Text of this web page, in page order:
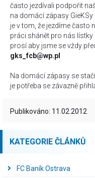
často jezdívali podpořit
na domácí zápasy
je v tom, že jezdíme často
práci shánět pro nás
prosí aby jsme se vždy
gks_fcb@wp.pl
Na domácí zápasy se
je potřeba se závazně
Publikováno: 11.02.2012
KATEGORIE ČLÁNKŮ
FC Baník Ostrava